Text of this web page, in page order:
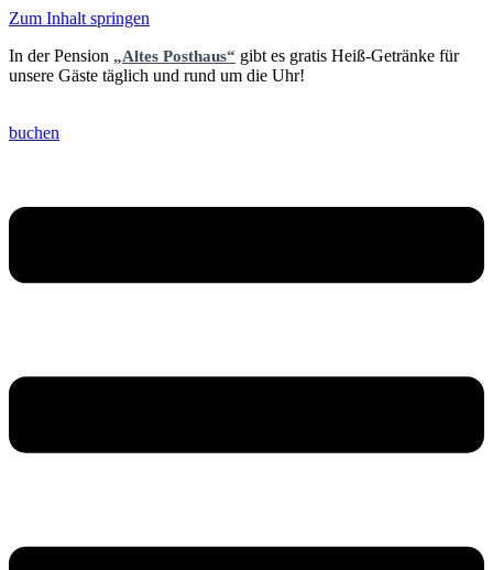
Zum Inhalt springen
In der Pension „Altes Posthaus“ gibt es gratis Heiß-Getränke für
unsere Gäste täglich und rund um die Uhr!
buchen